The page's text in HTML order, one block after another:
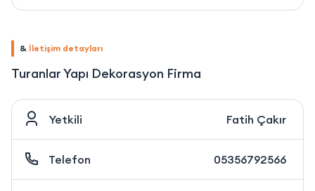
& İletişim detayları
Turanlar Yapı Dekorasyon Firma
Yetkili Fatih Çakır
Telefon 05356792566